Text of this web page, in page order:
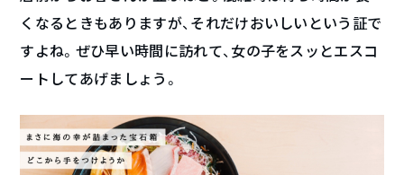
くなるときもありますが、それだけおいしいという証で
すよね。ぜひ早い時間に訪れて、女の子をスッとエスコ
ートしてあげましょう。